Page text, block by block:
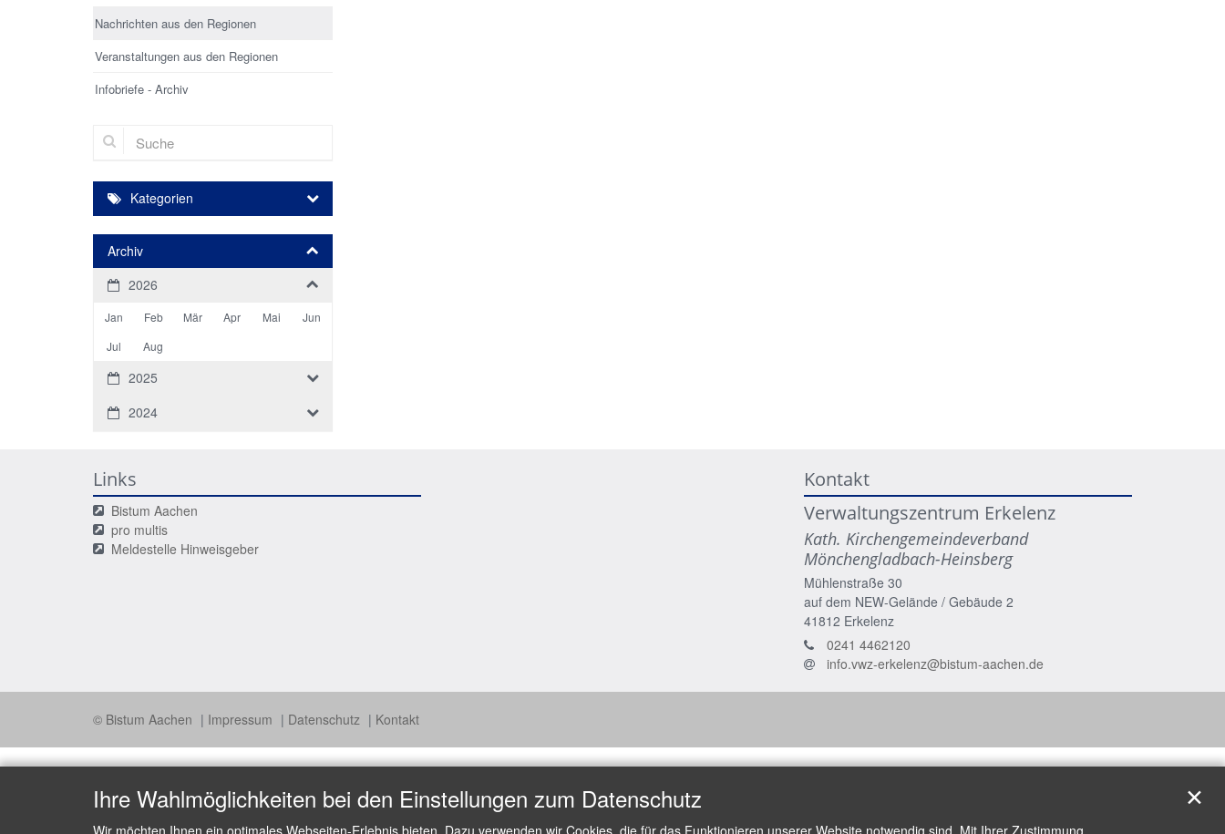
Nachrichten aus den Regionen
Veranstaltungen aus den Regionen
Infobriefe - Archiv
Suche
Kategorien
Archiv
2026
Jan Feb Mär Apr Mai
Jun
Jul
Aug
2025
2024
Links
Bistum Aachen
pro multis
Meldestelle Hinweisgeber
Kontakt
Verwaltungszentrum Erkelenz
Kath. Kirchengemeindeverband
Mönchengladbach-Heinsberg
Mühlenstraße 30
auf dem NEW-Gelände / Gebäude 2
41812 Erkelenz
0241 4462120
info.vwz-erkelenz@bistum-aachen.de
© Bistum Aachen Impressum Datenschutz Kontakt
Ihre Wahlmöglichkeiten bei den Einstellungen zum Datenschutz
Wir möchten Ihnen ein optimales Webseiten-Erlebnis bieten. Dazu verwenden wir Cookies, die für das Funktionieren unserer Website notwendig sind. Mit Ihrer Zustimmung
✕